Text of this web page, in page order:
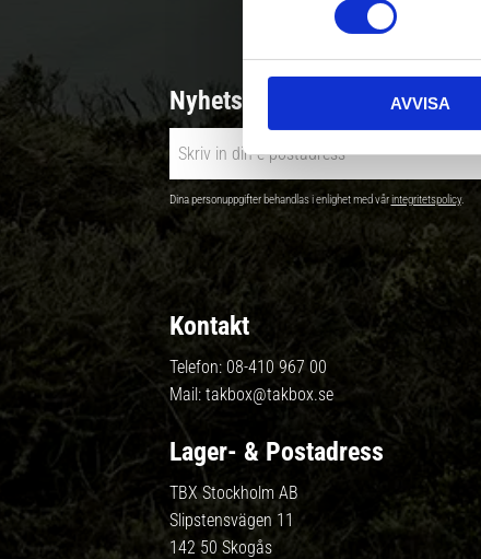
e
s
v
a
AVVISA
Nyhetsbrev - Ta del av
Dina personuppgifter behandlas i enlighet med vårintegritetspolicy.
Kontakt
Telefon: 08-410 967 00
Mail: takbox@takbox.se
Lager- & Postadress
TBX Stockholm AB
Slipstensvägen 11
142 50 Skogås